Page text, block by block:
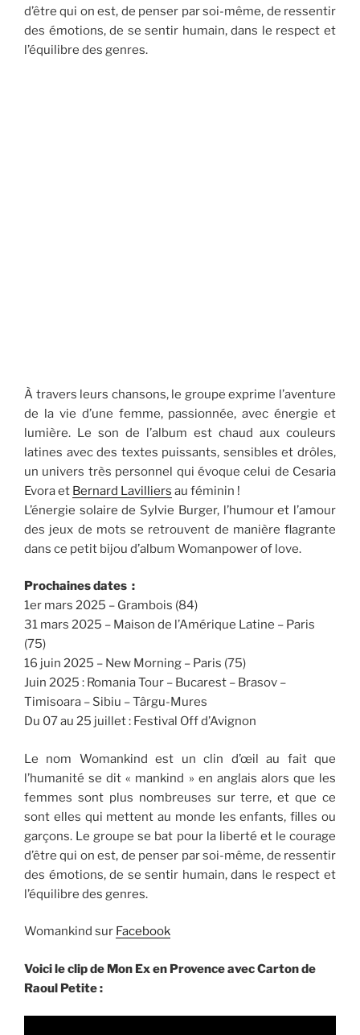
d’être qui on est, de penser par soi-même, de ressentir
des émotions, de se sentir humain, dans le respect et
l’équilibre des genres.
À travers leurs chansons, le groupe exprime l’aventure
de la vie d’une femme, passionnée, avec énergie et
lumière. Le son de l’album est chaud aux couleurs
latines avec des textes puissants, sensibles et drôles,
un univers très personnel qui évoque celui de Cesaria
Evora et Bernard Lavilliers au féminin !
L’énergie solaire de Sylvie Burger, l’humour et l’amour
des jeux de mots se retrouvent de manière flagrante
dans ce petit bijou d’album Womanpower of love.
Prochaines dates :
1er mars 2025 – Grambois (84)
31 mars 2025 – Maison de l’Amérique Latine – Paris
(75)
16 juin 2025 – New Morning – Paris (75)
Juin 2025 : Romania Tour – Bucarest – Brasov –
Timisoara – Sibiu – Târgu-Mures
Du 07 au 25 juillet : Festival Off d’Avignon
Le nom Womankind est un clin d’œil au fait que
l’humanité se dit « mankind » en anglais alors que les
femmes sont plus nombreuses sur terre, et que ce
sont elles qui mettent au monde les enfants, filles ou
garçons. Le groupe se bat pour la liberté et le courage
d’être qui on est, de penser par soi-même, de ressentir
des émotions, de se sentir humain, dans le respect et
l’équilibre des genres.
Womankind sur Facebook
Voici le clip de Mon Ex en Provence avec Carton de
Raoul Petite :